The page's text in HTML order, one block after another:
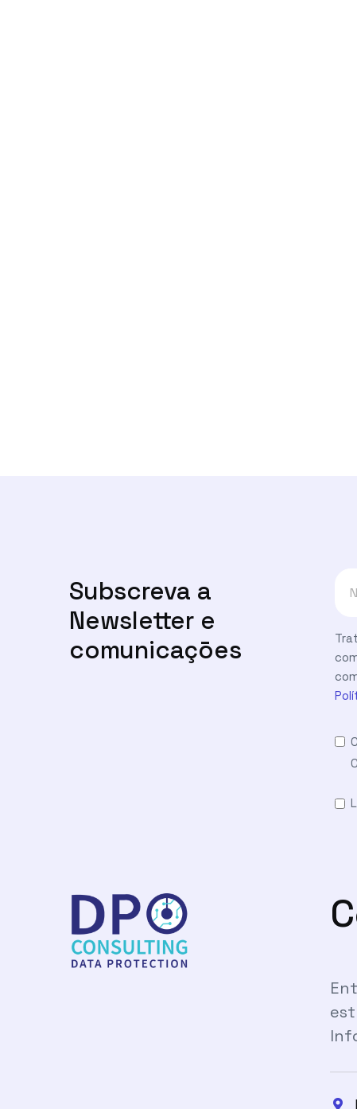
Subscreva a
Newsletter e
comunicaçōes
